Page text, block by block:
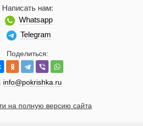
Поделиться:
info@pokrishka.ru
Написать нам:
Whatsapp
Telegram
на полную версию сайта